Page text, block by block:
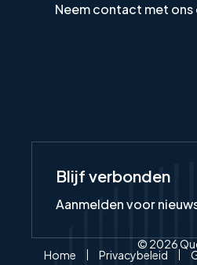
Neem contact met ons
Blijf verbonden
Aanmelden voor
© 2026
Home Privacybeleid